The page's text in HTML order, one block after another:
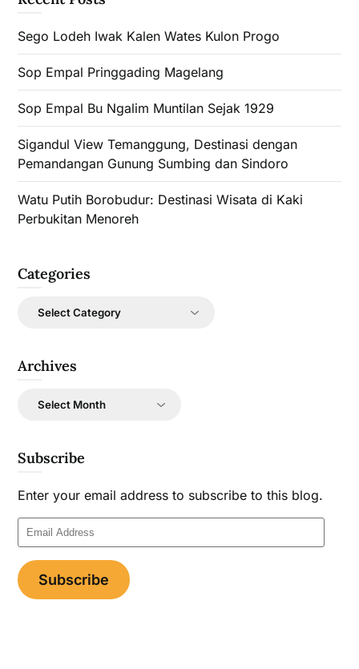
Sego Lodeh Iwak Kalen Wates Kulon Progo
Sop Empal Pringgading Magelang
Sop Empal Bu Ngalim Muntilan Sejak 1929
Sigandul View Temanggung, Destinasi dengan
Pemandangan Gunung Sumbing dan Sindoro
Watu Putih Borobudur: Destinasi Wisata di Kaki
Perbukitan Menoreh
Categories
Categories
Archives
Archives
Subscribe
Enter your email address to subscribe to this blog.
Email
Address
Subscribe